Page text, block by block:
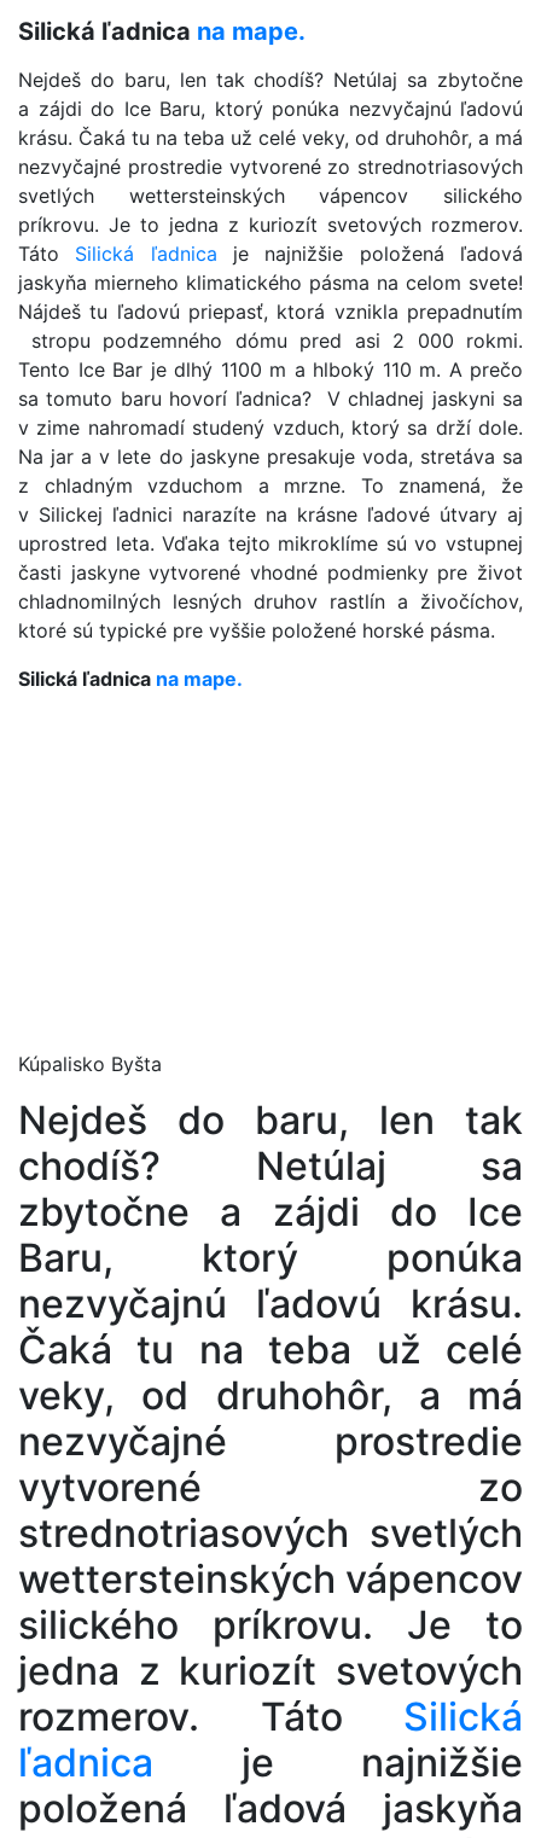
Silická ľadnica na mape.
Nejdeš do baru, len tak chodíš? Netúlaj sa zbytočne
a zájdi do Ice Baru, ktorý ponúka nezvyčajnú ľadovú
krásu. Čaká tu na teba už celé veky, od druhohôr, a má
nezvyčajné prostredie vytvorené zo strednotriasových
svetlých wettersteinských vápencov silického
príkrovu. Je to jedna z kuriozít svetových rozmerov.
Táto Silická ľadnica je najnižšie položená ľadová
jaskyňa mierneho klimatického pásma na celom svete!
Nájdeš tu ľadovú priepasť, ktorá vznikla prepadnutím
stropu podzemného dómu pred asi 2 000 rokmi.
Tento Ice Bar je dlhý 1100 m a hlboký 110 m. A prečo
sa tomuto baru hovorí ľadnica? V chladnej jaskyni sa
v zime nahromadí studený vzduch, ktorý sa drží dole.
Na jar a v lete do jaskyne presakuje voda, stretáva sa
z chladným vzduchom a mrzne. To znamená, že
v Silickej ľadnici narazíte na krásne ľadové útvary aj
uprostred leta. Vďaka tejto mikroklíme sú vo vstupnej
časti jaskyne vytvorené vhodné podmienky pre život
chladnomilných lesných druhov rastlín a živočíchov,
ktoré sú typické pre vyššie položené horské pásma.
Silická ľadnica na mape.
Kúpalisko Byšta
Nejdeš do baru, len tak
chodíš? Netúlaj sa
zbytočne a zájdi do Ice
Baru, ktorý ponúka
nezvyčajnú ľadovú krásu.
Čaká tu na teba už celé
veky, od druhohôr, a má
nezvyčajné prostredie
vytvorené zo
strednotriasových svetlých
wettersteinských vápencov
silického príkrovu. Je to
jedna z kuriozít svetových
rozmerov. Táto Silická
ľadnica je najnižšie
položená ľadová jaskyňa